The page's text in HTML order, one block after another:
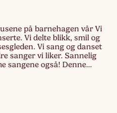
på barnehagen vår Vi
Vi delte blikk, smil og
Vi sang og danset
sanger vi liker. Sannelig
sangene også! Denne